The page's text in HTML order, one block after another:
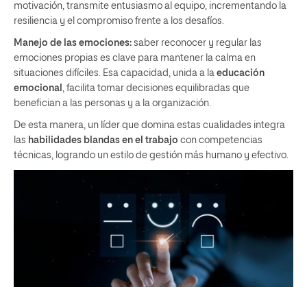
motivación, transmite entusiasmo al equipo, incrementando la
resiliencia y el compromiso frente a los desafíos.
Manejo de las emociones: saber reconocer y regular las
emociones propias es clave para mantener la calma en
situaciones difíciles. Esa capacidad, unida a la educación
emocional
, facilita tomar decisiones equilibradas que
benefician a las personas y a la organización.
De esta manera, un líder que domina estas cualidades integra
las habilidades blandas en el trabajo con competencias
técnicas, logrando un estilo de gestión más humano y efectivo.